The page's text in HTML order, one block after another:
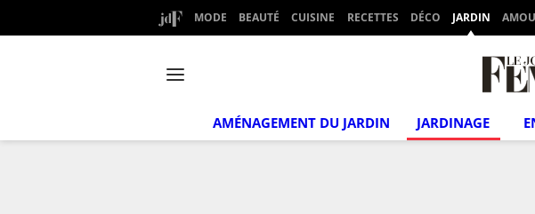
MODE BEAUTÉ CUISINE RECETTES DÉCO JARDIN
AMÉNAGEMENT DU JARDIN JARDINAGE